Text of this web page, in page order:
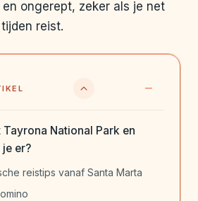
ongerept, zeker als je net
reist.
National Park en
er?
reistips vanaf Santa Marta